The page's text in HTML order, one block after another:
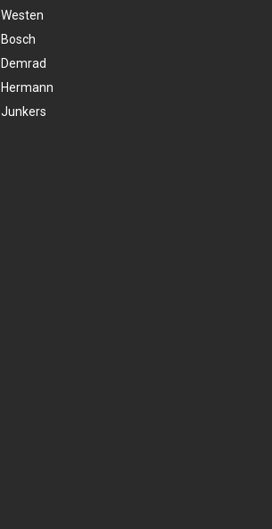
Westen
Bosch
Demrad
Hermann
Junkers